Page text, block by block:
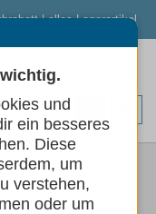
| alles Lagerartikel
und
ein besseres
Diese
um
verstehen,
oder um